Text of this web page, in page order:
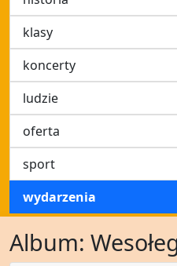
klasy
koncerty
ludzie
oferta
sport
wydarzenia
Album: